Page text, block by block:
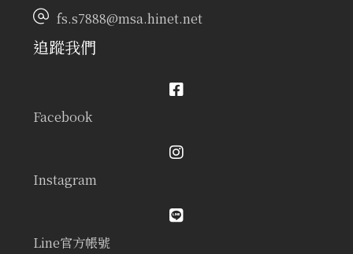
fs.s7888@msa.hinet.net
追蹤我們
Facebook
Instagram
Line官方帳號